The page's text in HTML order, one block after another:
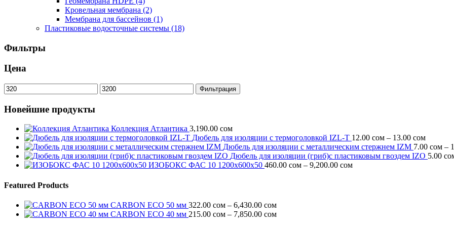
Кровельная мембрана (2)
Мембрана для бассейнов (1)
Пластиковые водосточные системы (18)
Фильтры
Цена
Минимальная
цена
Максимальная
цена
Фильтрация
Новейшие продукты
Коллекция Атлантика 3,190.00 сом
Дюбель для изоляции c термоголовкой IZL-T 12.00 сом – 13.00 сомДиапазон
цен:
12.00
Дюбель для изоляции с металлическим стержнем IZM 7.00 сом –
Дюбель для изоляции (гриб)с пластиковым гвоздем IZO 5.00
ИЗОБОКС ФАС 10 1200х600х50 460.00 сом – 9,200.00 сомДиапазон
Featured Products
CARBON ECO 50 мм 322.00 сом – 6,430.00 сомДиапазон
цен:
CARBON ECO 40 мм 215.00 сом – 7,850.00 сомДиапазон